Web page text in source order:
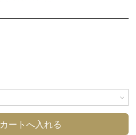
カートへ入れる